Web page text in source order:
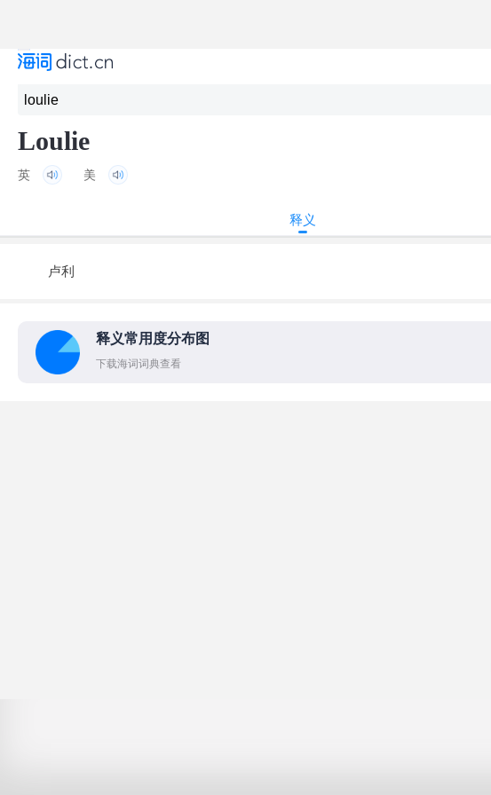
Loulie
英 美
释义
卢利
释义常用度分布图
下载海词词典查看